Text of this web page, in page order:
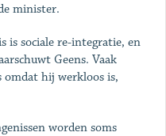
minister.
is sociale re-integratie, en
Geens. Vaak
omdat hij werkloos is,
worden soms